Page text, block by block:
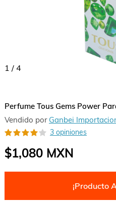
1 / 4
Perfume Tous Gems Power
Vendido por Ganbei
3 opiniones
$1,080MXN
¡Producto